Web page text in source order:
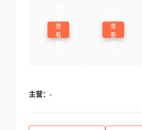
查
看
查
看
主营： -